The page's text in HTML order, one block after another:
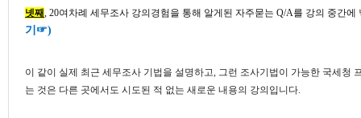
넷째 , 20여차례 세무조사 강의경험을 통해 알게된 자주묻는 Q/A를 강의 중간
기☞)
이 같이 실제 최근 세무조사 기법을 설명하고, 그런 조사기법이 가능한 국세청
는 것은 다른 곳에서도 시도된 적 없는 새로운 내용의 강의입니다.